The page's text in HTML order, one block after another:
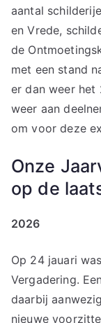
aantal
en Vrede,
de
met een stand
er dan weer het
weer aan
om voor deze
Onze
op de
2026
Op 24 jauari
Vergadering.
daarbij
nieuwe